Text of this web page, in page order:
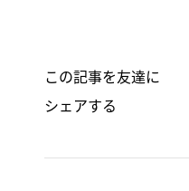
この記事を友達に
シェアする